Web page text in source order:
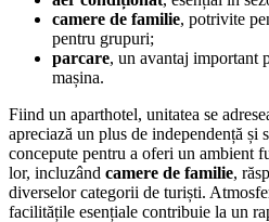
camere de familie, potrivite
pentru grupuri;
parcare, un avantaj important
mașina.
Fiind un aparthotel, unitatea se
apreciază un plus de independență și
concepute pentru a oferi un ambient
lor, incluzând camere de familie,
diverselor categorii de turiști.
facilitățile esențiale contribuie la un